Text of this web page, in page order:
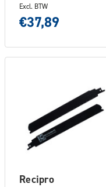
Excl. BTW
€37,89
Recipro